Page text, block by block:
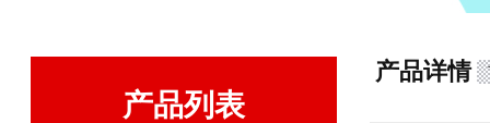
产品列表
产品详情